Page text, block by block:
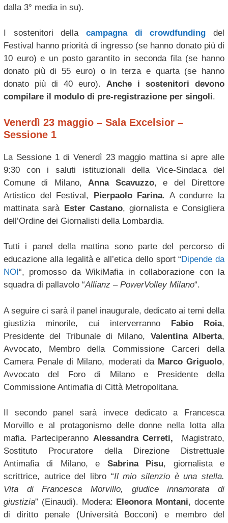
dalla 3° media in su).
I sostenitori della campagna di crowdfunding del
Festival hanno priorità di ingresso (se hanno donato più di
10 euro) e un posto garantito in seconda fila (se hanno
donato più di 55 euro) o in terza e quarta (se hanno
donato più di 40 euro). Anche i sostenitori devono
compilare il modulo di pre-registrazione per singoli.
Venerdì 23 maggio – Sala Excelsior –
Sessione 1
La Sessione 1 di Venerdì 23 maggio mattina si apre alle
9:30 con i saluti istituzionali della Vice-Sindaca del
Comune di Milano, Anna Scavuzzo, e del Direttore
Artistico del Festival, Pierpaolo Farina. A condurre la
mattinata sarà Ester Castano, giornalista e Consigliera
dell’Ordine dei Giornalisti della Lombardia.
​​Tutti i panel della mattina sono parte del percorso di
educazione alla legalità e all’etica dello sport “Dipende da
NOI“, promosso da WikiMafia in collaborazione con la
squadra di pallavolo “Allianz – PowerVolley Milano“.
A seguire ci sarà il panel inaugurale, dedicato ai temi della
giustizia minorile, cui interverranno Fabio Roia,
Presidente del Tribunale di Milano, Valentina Alberta,
Avvocato, Membro della Commissione Carceri della
Camera Penale di Milano, moderati da Marco Griguolo,
Avvocato del Foro di Milano e Presidente della
Commissione Antimafia di Città Metropolitana.
Il secondo panel sarà invece dedicato a Francesca
Morvillo e al protagonismo delle donne nella lotta alla
mafia. Parteciperanno Alessandra Cerreti, Magistrato,
Sostituto Procuratore della Direzione Distrettuale
Antimafia di Milano, e Sabrina Pisu, giornalista e
scrittrice, autrice del libro “Il mio silenzio è una stella.
Vita di Francesca Morvillo, giudice innamorata di
giustizia” (Einaudi). Modera: Eleonora Montani, docente
di diritto penale (Università Bocconi) e membro del